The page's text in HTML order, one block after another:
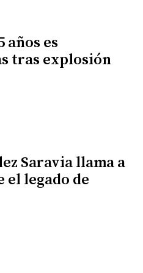
años es
tras explosión
Saravia llama a
legado de